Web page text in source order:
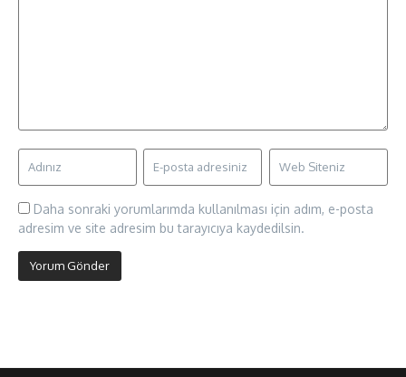
Daha sonraki yorumlarımda kullanılması için adım, e-posta
adresim ve site adresim bu tarayıcıya kaydedilsin.